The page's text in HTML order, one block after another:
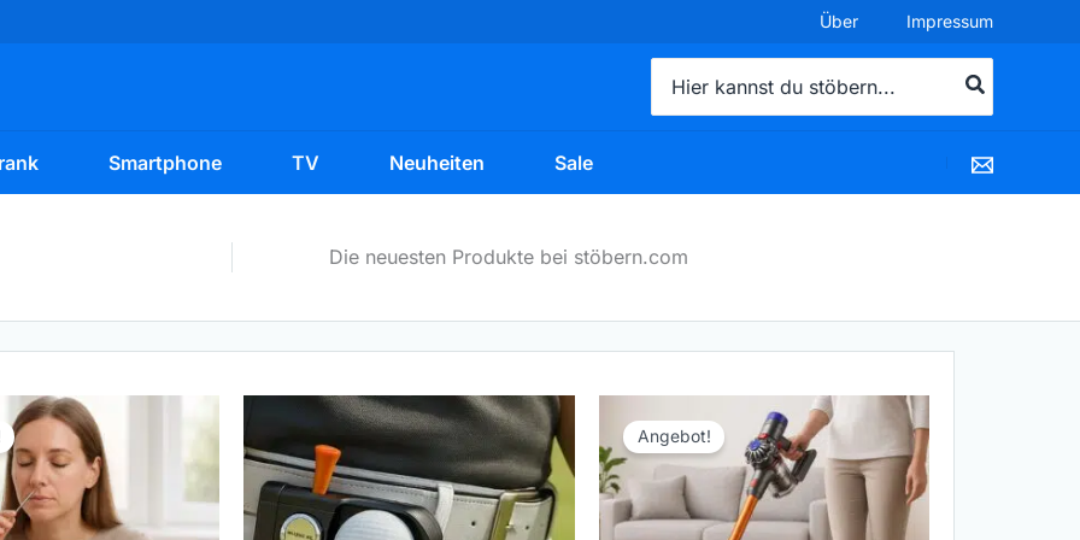
Über Impressum
for:
Smartphone TV Neuheiten Sale
Die neuesten Produkte bei stöbern.com
Aktueller
Preis
ist:
7,65 €.
Angebot!
Preis
war:
389,99 €
Aktueller
Preis
ist:
370,00 €.